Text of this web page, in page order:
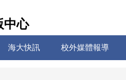
中心
海大快訊 校外媒體報導